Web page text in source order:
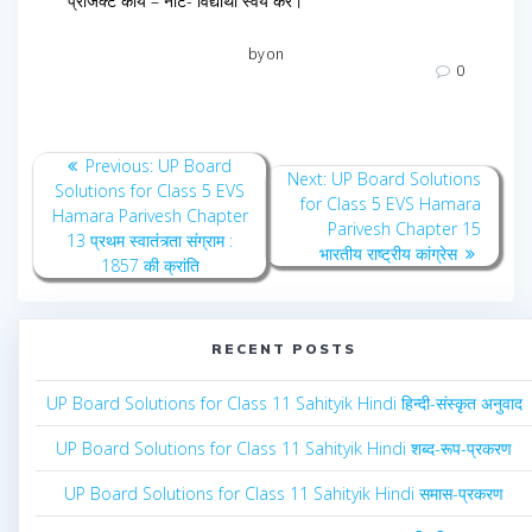
byon
0
Post
navigation
Previous: Previous
post:
UP Board
Solutions for Class 5 EVS
Hamara Parivesh Chapter
13 प्रथम स्वातंत्र्ता संग्राम :
1857 की क्रांति
Next: Next
post:
UP Board Solutions
for Class 5 EVS Hamara
Parivesh Chapter 15
भारतीय राष्ट्रीय कांग्रेस
RECENT POSTS
UP Board Solutions for Class 11 Sahityik Hindi हिन्दी-संस्कृत अनुवाद
UP Board Solutions for Class 11 Sahityik Hindi शब्द-रूप-प्रकरण
UP Board Solutions for Class 11 Sahityik Hindi समास-प्रकरण